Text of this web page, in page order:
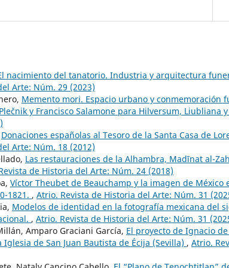
nacimiento del tanatorio. Industria y arquitectura
Arte: Núm. 29 (2023)
Memento mori. Espacio urbano y conmemoración
y Francisco Salamone para Hilversum, Liubliana
Donaciones españolas al Tesoro de la Santa Casa de
Arte: Núm. 18 (2012)
Las restauraciones de la Alhambra, Madīnat al-
de Historia del Arte: Núm. 24 (2018)
Víctor Theubet de Beauchamp y la imagen de
1821. , Atrio. Revista de Historia del Arte: Núm. 31
Modelos de identidad en la fotografía mexicana del
, Atrio. Revista de Historia del Arte: Núm. 31
Amparo Graciani García, El proyecto de Ignacio
de San Juan Bautista de Écija (Sevilla) , Atrio.